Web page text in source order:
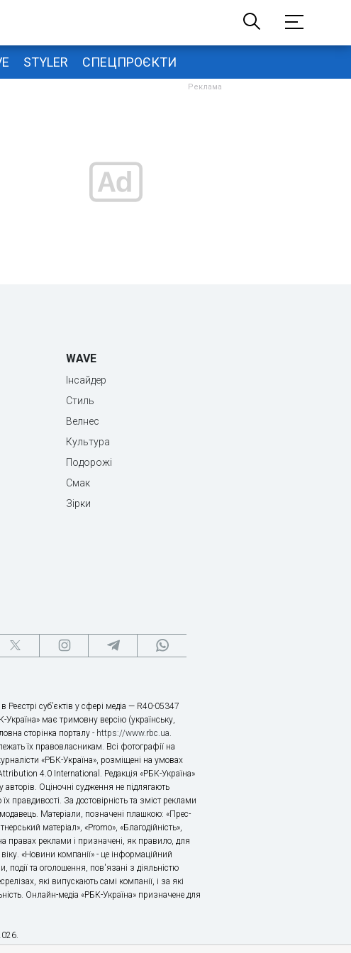
STYLER СПЕЦПРОЄКТИ
WAVE
Інсайдер
Стиль
Велнес
Культура
Подорожі
Смак
Зірки
Реєстрі суб’єктів у сфері медіа — R40-05347
Україна» має тримовну версію (українську,
сторінка порталу - https://www.rbc.ua.
їх правовласникам. Всі фотографії на
«РБК-Україна», розміщені на умовах
4.0 International. Редакція «РБК-Україна»
авторів. Оціночні судження не підлягають
правдивості. За достовірність та зміст реклами
Матеріали, позначені плашкою: «Прес-
матеріал», «Promo», «Благодійність»,
правах реклами і призначені, як правило, для
віку. «Новини компанії» - це інформаційний
та оголошення, пов'язані з діяльністю
які випускають самі компанії, і за які
Онлайн-медіа «РБК-Україна» призначене для